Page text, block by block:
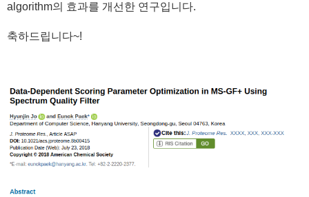
algorithm의 효과를 개선한 연구입니다.
축하드립니다~!